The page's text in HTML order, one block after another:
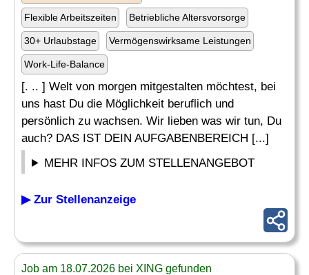
Flexible Arbeitszeiten Betriebliche Altersvorsorge
30+ Urlaubstage Vermögenswirksame Leistungen
Work-Life-Balance
[. .. ] Welt von morgen mitgestalten möchtest, bei
uns hast Du die Möglichkeit beruflich und
persönlich zu wachsen. Wir lieben was wir tun, Du
auch? DAS IST DEIN AUFGABENBEREICH [...]
MEHR INFOS ZUM STELLENANGEBOT
▶ Zur Stellenanzeige
Job am 18.07.2026 bei XING gefunden